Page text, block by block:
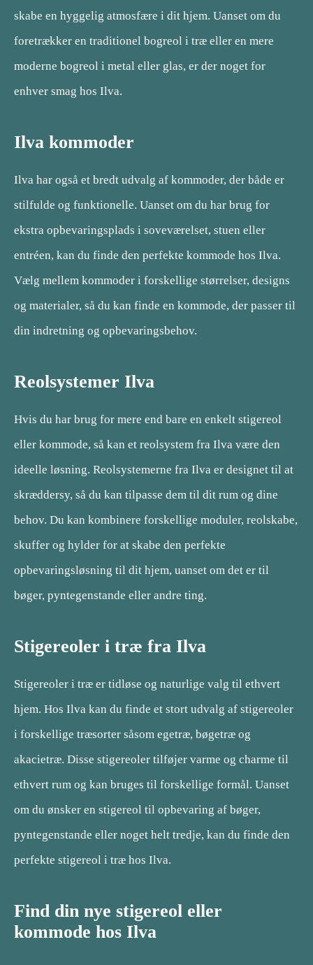
skabe en hyggelig atmosfære i dit hjem. Uanset om du
foretrækker en traditionel bogreol i træ eller en mere
moderne bogreol i metal eller glas, er der noget for
enhver smag hos Ilva.
Ilva kommoder
Ilva har også et bredt udvalg af kommoder, der både er
stilfulde og funktionelle. Uanset om du har brug for
ekstra opbevaringsplads i soveværelset, stuen eller
entréen, kan du finde den perfekte kommode hos Ilva.
Vælg mellem kommoder i forskellige størrelser, designs
og materialer, så du kan finde en kommode, der passer til
din indretning og opbevaringsbehov.
Reolsystemer Ilva
Hvis du har brug for mere end bare en enkelt stigereol
eller kommode, så kan et reolsystem fra Ilva være den
ideelle løsning. Reolsystemerne fra Ilva er designet til at
skræddersy, så du kan tilpasse dem til dit rum og dine
behov. Du kan kombinere forskellige moduler, reolskabe,
skuffer og hylder for at skabe den perfekte
opbevaringsløsning til dit hjem, uanset om det er til
bøger, pyntegenstande eller andre ting.
Stigereoler i træ fra Ilva
Stigereoler i træ er tidløse og naturlige valg til ethvert
hjem. Hos Ilva kan du finde et stort udvalg af stigereoler
i forskellige træsorter såsom egetræ, bøgetræ og
akacietræ. Disse stigereoler tilføjer varme og charme til
ethvert rum og kan bruges til forskellige formål. Uanset
om du ønsker en stigereol til opbevaring af bøger,
pyntegenstande eller noget helt tredje, kan du finde den
perfekte stigereol i træ hos Ilva.
Find din nye stigereol eller
kommode hos Ilva